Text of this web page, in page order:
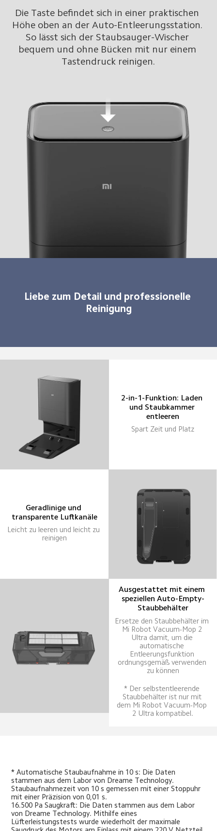
Die Taste befindet sich in einer praktischen
Höhe oben an der Auto-Entleerungsstation.
So lässt sich der Staubsauger-Wischer
bequem und ohne Bücken mit nur einem
Tastendruck reinigen.
Liebe zum Detail und professionelle
Reinigung
2-in-1-Funktion: Laden
und Staubkammer
entleeren
Spart Zeit und Platz
Geradlinige und
transparente Luftkanäle
Leicht zu leeren und leicht zu
reinigen
Ausgestattet mit einem
speziellen Auto-Empty-
Staubbehälter
Ersetze den Staubbehälter im
Mi Robot Vacuum-Mop 2
Ultra damit, um die
automatische
Entleerungsfunktion
ordnungsgemäß verwenden
zu können
* Der selbstentleerende
Staubbehälter ist nur mit
dem Mi Robot Vacuum-Mop
2 Ultra kompatibel.
* Automatische Staubaufnahme in 10 s: Die Daten
stammen aus dem Labor von Dreame Technology.
Staubaufnahmezeit von 10 s gemessen mit einer Stoppuhr
mit einer Präzision von 0,01 s.
16.500 Pa Saugkraft: Die Daten stammen aus dem Labor
von Dreame Technology. Mithilfe eines
Lüfterleistungstests wurde wiederholt der maximale